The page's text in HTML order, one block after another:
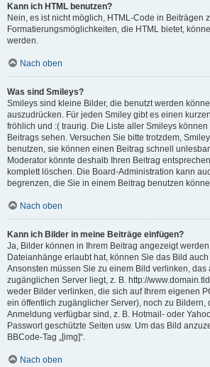
Kann ich HTML benutzen?
Nein, es ist nicht möglich, HTML-Code in Beiträgen
Formatierungsmöglichkeiten, die HTML bietet,
werden.
Nach oben
Was sind Smileys?
Smileys sind kleine Bilder, die benutzt werden
auszudrücken. Für jeden Smiley gibt es einen
fröhlich und :( traurig. Die Liste aller Smileys
Beitrags sehen. Versuchen Sie bitte trotzdem,
benutzen, sie können einen Beitrag schnell
Moderator könnte deshalb Ihren Beitrag
komplett löschen. Die Board-Administration kann
begrenzen, die Sie in einem Beitrag benutzen
Nach oben
Kann ich Bilder in meine Beiträge einfügen?
Ja, Bilder können in Ihrem Beitrag angezeigt
Dateianhänge erlaubt hat, können Sie das Bild
Ansonsten müssen Sie zu einem Bild verlinken, das
zugänglichen Server liegt, z. B. http://
weder Bilder verlinken, die sich auf Ihrem eigenen
ein öffentlich zugänglicher Server), noch zu Bildern,
Anmeldung verfügbar sind, z. B. Hotmail- oder
Passwort geschützte Seiten usw. Um das Bild
BBCode-Tag „[img]“.
Nach oben